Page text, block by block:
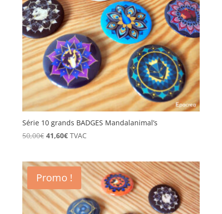
Série 10 grands BADGES Mandalanimal’s
50,00€ Le
était :
50,00€.
41,60€Le
est :
41,60€.
TVAC
Promo !